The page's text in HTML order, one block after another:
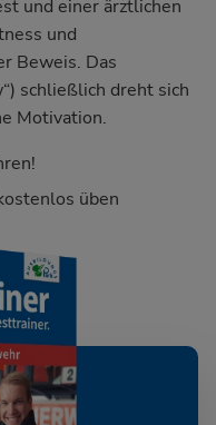
und einer ärztlichen
und
Beweis. Das
schließlich dreht sich
Motivation.
üben